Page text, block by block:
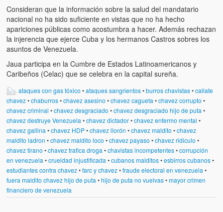
Consideran que la información sobre la salud del mandatario
nacional no ha sido suficiente en vistas que no ha hecho
apariciones públicas como acostumbra a hacer. Además rechazan
la injerencia que ejerce Cuba y los hermanos Castros sobres los
asuntos de Venezuela.
Jaua participa en la Cumbre de Estados Latinoamericanos y
Caribeños (Celac) que se celebra en la capital sureña.
ataques con gas tóxico •ataques sangrientos•burros chavistas•callate
chavez•chaburros•chavez asesino •chavez cagueta •chavez corrupto •
chavez criminal •chavez desgraciado •chavez desgraciado hijo de puta •
chavez destruye Venezuela •chavez dictador•chavez enfermo mental •
chavez gallina •chavez HDP•chavez llorón •chavez maldito •chavez
maldito ladron •chavez maldito loco •chavez payaso •chavez ridiculo •
chavez tirano •chavez trafica droga •chavistas incompetentes•corrupción
en venezuela •crueldad injustificada •cubanos malditos•esbirros cubanos•
estudiantes contra chavez•farc y chavez•fraude electoral en venezuela •
fuera maldito chavez hijo de puta •hijo de puta no vuelvas•mayor crimen
financiero de venezuela